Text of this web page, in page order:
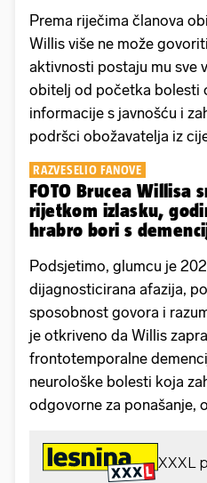
Prema riječima članova
Willis više ne može
aktivnosti postaju mu sve
obitelj od početka bolesti
informacije s javnošću i
podršci obožavatelja iz
RAZVESELIO FANOVE
FOTO Brucea Willisa
rijetkom izlasku,
hrabro bori s
Podsjetimo, glumcu je
dijagnosticirana afazija,
sposobnost govora i
je otkriveno da Willis
frontotemporalne
neurološke bolesti koja
odgovorne za ponašanje,